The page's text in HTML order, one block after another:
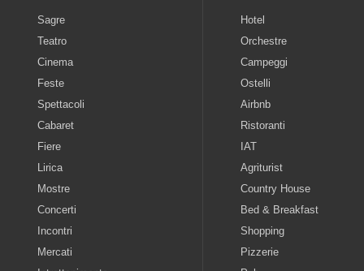
Sagre
Teatro
Cinema
Feste
Spettacoli
Cabaret
Fiere
Lirica
Mostre
Concerti
Incontri
Mercati
Hotel
Orchestre
Campeggi
Ostelli
Airbnb
Ristoranti
IAT
Agriturist
Country House
Bed & Breakfast
Shopping
Pizzerie